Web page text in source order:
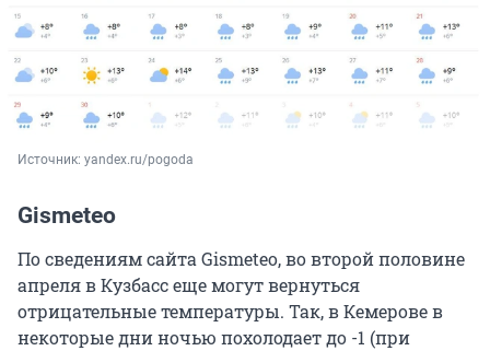
Источник: yandex.ru/pogoda
Gismeteo
По сведениям сайта Gismeteo, во второй половине
апреля в Кузбасс еще могут вернуться
отрицательные температуры. Так, в Кемерове в
некоторые дни ночью похолодает до -1 (при